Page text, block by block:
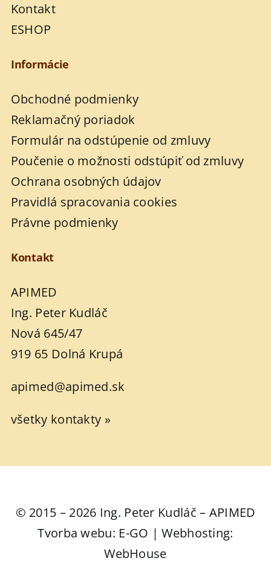
Kontakt
ESHOP
Informácie
Obchodné podmienky
Reklamačný poriadok
Formulár na odstúpenie od zmluvy
Poučenie o možnosti odstúpiť od zmluvy
Ochrana osobných údajov
Pravidlá spracovania cookies
Právne podmienky
Kontakt
APIMED
Ing. Peter Kudláč
Nová 645/47
919 65 Dolná Krupá
apimed@apimed.sk
všetky kontakty »
© 2015 – 2026 Ing. Peter Kudláč – APIMED
Tvorba webu: E-GO | Webhosting:
WebHouse